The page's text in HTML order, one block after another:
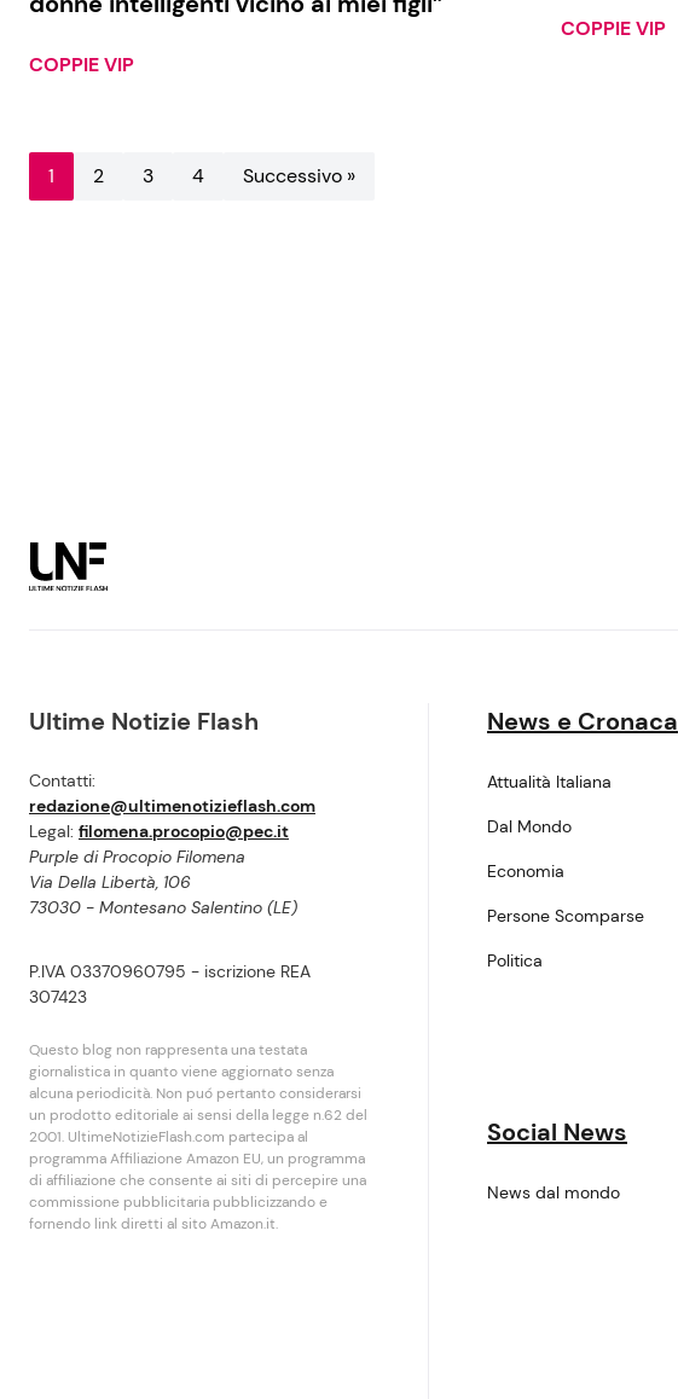
COPPIE VIP
COPPIE VIP
1 2 3 4 Successivo »
Ultime Notizie Flash
Contatti:
redazione@ultimenotizieflash.com
Legal: filomena.procopio@pec.it
Purple di Procopio Filomena
Via Della Libertà, 106
73030 - Montesano Salentino (LE)
P.IVA 03370960795 - iscrizione REA
307423
Questo blog non rappresenta una testata
giornalistica in quanto viene aggiornato senza
alcuna periodicità. Non puó pertanto considerarsi
un prodotto editoriale ai sensi della legge n.62 del
2001. UltimeNotizieFlash.com partecipa al
programma Affiliazione Amazon EU, un programma
di affiliazione che consente ai siti di percepire una
commissione pubblicitaria pubblicizzando e
fornendo link diretti al sito Amazon.it.
News e Cronaca
Attualità Italiana
Dal Mondo
Economia
Persone Scomparse
Politica
Social News
News dal mondo